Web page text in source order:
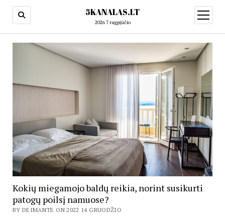
5KANALAS.LT
2026 7 rugpjūčio
open
menu
Kokių miegamojo baldų reikia, norint susikurti
patogų poilsį namuose?
BY DEIMANTE ON 2022 14 GRUODŽIO